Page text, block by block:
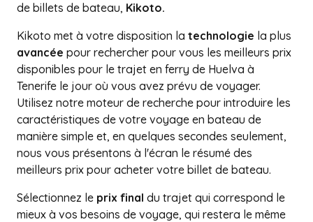
de billets de bateau, Kikoto.
Kikoto met à votre disposition la technologie la plus
avancée pour rechercher pour vous les meilleurs prix
disponibles pour le trajet en ferry de Huelva à
Tenerife le jour où vous avez prévu de voyager.
Utilisez notre moteur de recherche pour introduire les
caractéristiques de votre voyage en bateau de
manière simple et, en quelques secondes seulement,
nous vous présentons à l'écran le résumé des
meilleurs prix pour acheter votre billet de bateau.
Sélectionnez le prix final du trajet qui correspond le
mieux à vos besoins de voyage, qui restera le même